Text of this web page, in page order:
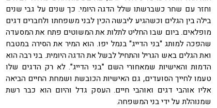
וחזר עם שחר כשברשתו שלל הדגה היומי. כך שנים על גבי שנים
בילה בין הגלים וכשהגיע ליבשה הכין לבני משפחתו ולחברים דגים
מופלאים. ביום שבו החליט לתלות את המשוטים פתח את המסעדה
שהפכה למותג "בני הדייג" בנמל יפו. הוא המיר את הסירה במטבח
ואת הגלים באש הגריל והתחיל לבשל את הדגה היומית. בני רבה הוא
הדמות והאישיות שמאחורי השם "בני הדייג". לא רק הדגים שלו
טעמו לחייך הסועדים, גם האישיות הכובשת ושמחת החיים הביאה
אליו אוהבי דגים ואוהבי חיים. העסק גדל והיום הוא כבר רשת
שמנוהלת על ידי בני המשפחה.